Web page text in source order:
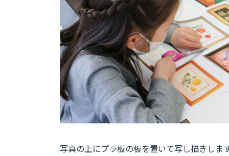
写真の上にプラ板の板を置いて写し描きしま